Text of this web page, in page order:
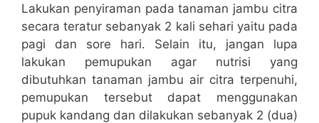
Lakukan penyiraman pada tanaman jambu citra
secara teratur sebanyak 2 kali sehari yaitu pada
pagi dan sore hari. Selain itu, jangan lupa
lakukan pemupukan agar nutrisi yang
dibutuhkan tanaman jambu air citra terpenuhi,
pemupukan tersebut dapat menggunakan
pupuk kandang dan dilakukan sebanyak 2 (dua)